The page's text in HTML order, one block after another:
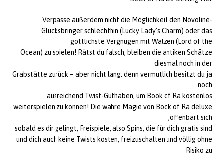
Verpasse außerdem nicht die Möglichkeit den Novoline-
Glücksbringer schlechthin (Lucky Lady’s Charm) oder das
göttlichste Vergnügen mit Walzen (Lord of the
Ocean) zu spielen! Rätst du falsch, bleiben die antiken Schätze
diesmal noch in der
Grabstätte zurück – aber nicht lang, denn vermutlich besitzt du ja
noch
ausreichend Twist-Guthaben, um Book of Ra kostenlos
weiterspielen zu können! Die wahre Magie von Book of Ra deluxe
offenbart sich,
sobald es dir gelingt, Freispiele, also Spins, die für dich gratis sind
und dich auch keine Twists kosten, freizuschalten und völlig ohne
Risiko zu